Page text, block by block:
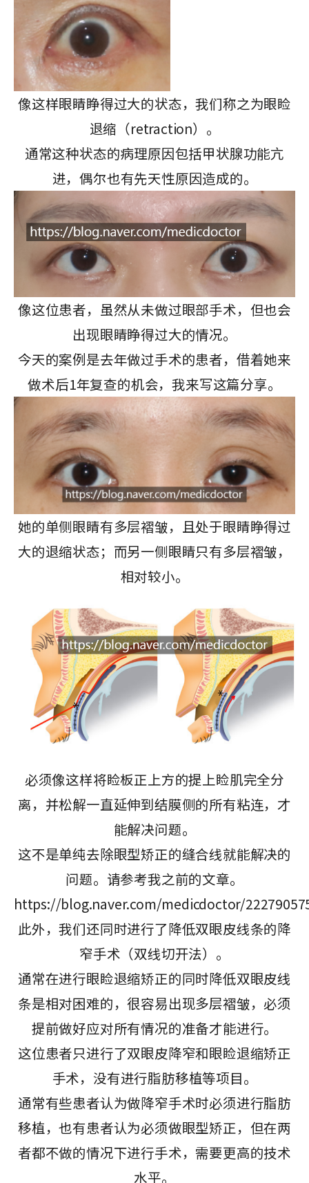
像这样眼睛睁得过大的状态，我们称之为眼睑
退缩（retraction）。
通常这种状态的病理原因包括甲状腺功能亢
进，偶尔也有先天性原因造成的。
像这位患者，虽然从未做过眼部手术，但也会
出现眼睛睁得过大的情况。
今天的案例是去年做过手术的患者，借着她来
做术后1年复查的机会，我来写这篇分享。
她的单侧眼睛有多层褶皱，且处于眼睛睁得过
大的退缩状态；而另一侧眼睛只有多层褶皱，
相对较小。
必须像这样将睑板正上方的提上睑肌完全分
离，并松解一直延伸到结膜侧的所有粘连，才
能解决问题。
这不是单纯去除眼型矫正的缝合线就能解决的
问题。请参考我之前的文章。
https://blog.naver.com/medicdoctor/
此外，我们还同时进行了降低双眼皮线条的降
窄手术（双线切开法）。
通常在进行眼睑退缩矫正的同时降低双眼皮线
条是相对困难的，很容易出现多层褶皱，必须
提前做好应对所有情况的准备才能进行。
这位患者只进行了双眼皮降窄和眼睑退缩矫正
手术，没有进行脂肪移植等项目。
通常有些患者认为做降窄手术时必须进行脂肪
移植，也有患者认为必须做眼型矫正，但在两
者都不做的情况下进行手术，需要更高的技术
水平。